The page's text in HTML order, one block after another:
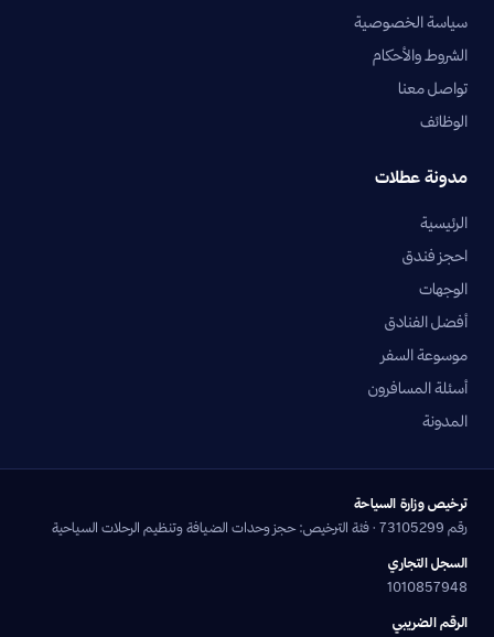
سياسة الخصوصية
الشروط والأحكام
تواصل معنا
الوظائف
مدونة عطلات
الرئيسية
احجز فندق
الوجهات
أفضل الفنادق
موسوعة السفر
أسئلة المسافرون
المدونة
ترخيص وزارة السياحة
رقم 73105299 · فئة الترخيص: حجز وحدات الضيافة وتنظيم الرحلات السياحية
السجل التجاري
1010857948
الرقم الضريبي